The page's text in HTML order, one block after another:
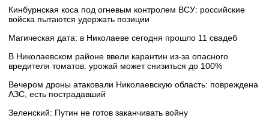
Кинбурнская коса под огневым контролем ВСУ: российские
войска пытаются удержать позиции
Магическая дата: в Николаеве сегодня прошло 11 свадеб
В Николаевском районе ввели карантин из-за опасного
вредителя томатов: урожай может снизиться до 100%
Вечером дроны атаковали Николаевскую область: повреждена
АЗС, есть пострадавший
Зеленский: Путин не готов заканчивать войну